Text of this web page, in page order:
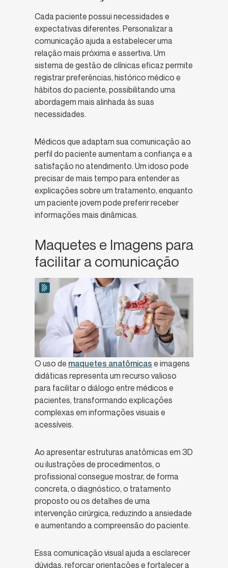
Cada paciente possui necessidades e
expectativas diferentes. Personalizar a
comunicação ajuda a estabelecer uma
relação mais próxima e assertiva. Um
sistema de gestão de clínicas eficaz permite
registrar preferências, histórico médico e
hábitos do paciente, possibilitando uma
abordagem mais alinhada às suas
necessidades.
Médicos que adaptam sua comunicação ao
perfil do paciente aumentam a confiança e a
satisfação no atendimento. Um idoso pode
precisar de mais tempo para entender as
explicações sobre um tratamento, enquanto
um paciente jovem pode preferir receber
informações mais dinâmicas.
Maquetes e Imagens para
facilitar a comunicação
O uso de maquetes anatômicas e imagens
didáticas representa um recurso valioso
para facilitar o diálogo entre médicos e
pacientes, transformando explicações
complexas em informações visuais e
acessíveis.
Ao apresentar estruturas anatômicas em 3D
ou ilustrações de procedimentos, o
profissional consegue mostrar, de forma
concreta, o diagnóstico, o tratamento
proposto ou os detalhes de uma
intervenção cirúrgica, reduzindo a ansiedade
e aumentando a compreensão do paciente.
Essa comunicação visual ajuda a esclarecer
dúvidas, reforçar orientações e fortalecer a